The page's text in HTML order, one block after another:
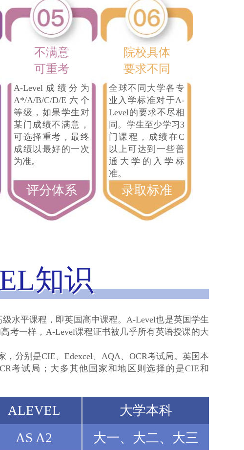
不满意
可重考
A-Level成绩分为
A*/A/B/C/D/E六个
等级，如果学生对
某门成绩不满意，
可选择重考，最终
成绩以最好的一次
为准。
评分体系
院校具体
要求不同
全球不同大学各专
业入学标准对于A-
Level的要求不尽相
同。学生至少学习3
门课程，成绩在C
以上可达到一些普
通大学的入学标
准。
录取标准
知识
水平课程，即英国高中课程。A-Level也是英国学生
考一样，A-Level课程证书被几乎所有英语授课的大
，分别是CIE、Edexcel、AQA、OCR考试局。英国本
考试局；大多其他国家和地区则选择的是CIE和
ALEVEL
大学本科
AS A2 大一、大二、大三